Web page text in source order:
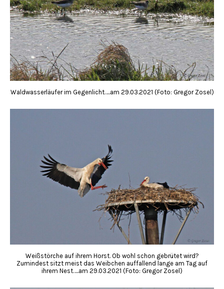
Waldwasserläufer im Gegenlicht…..am 29.03.2021 (Foto: Gregor Zosel)
Weißstörche auf ihrem Horst. Ob wohl schon gebrütet wird?
Zumindest sitzt meist das Weibchen auffallend lange am Tag auf
ihrem Nest…..am 29.03.2021 (Foto: Gregor Zosel)